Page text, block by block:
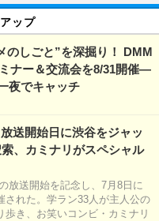
ップ
のしごと”を深掘り！ DMM
ナー＆交流会を8/31開催―
夜でキャッチ
送開始日に渋谷をジャッ
、カミナリがスペシャル
放送開始を記念し、7月8日に
された。学ラン33人が主人公の
き、お笑いコンビ・カミナリ